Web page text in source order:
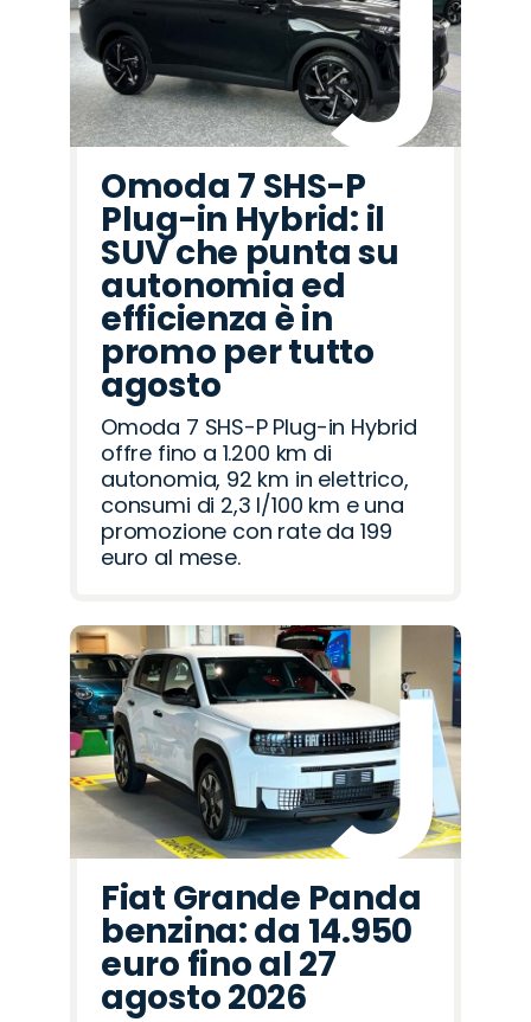
Omoda 7 SHS-P
Plug-in Hybrid: il
SUV che punta su
autonomia ed
efficienza è in
promo per tutto
agosto
Omoda 7 SHS-P Plug-in Hybrid
offre fino a 1.200 km di
autonomia, 92 km in elettrico,
consumi di 2,3 l/100 km e una
promozione con rate da 199
euro al mese.
Fiat Grande Panda
benzina: da 14.950
euro fino al 27
agosto 2026